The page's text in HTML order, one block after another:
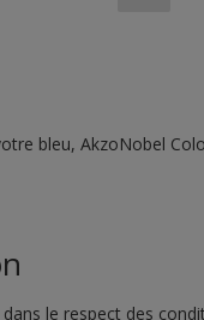
bleu, AkzoNobel
le respect des